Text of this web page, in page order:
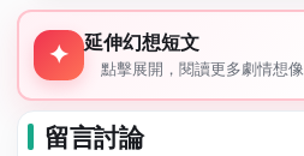
延伸幻想短文
✦ 延伸幻想短文
點擊展開，閱讀更多劇情想像
留言討論